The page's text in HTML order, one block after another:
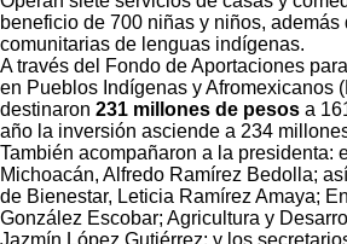
beneficio de 700 niñas y niños, además
comunitarias de lenguas indígenas.
A través del Fondo de Aportaciones
en Pueblos Indígenas y Afromexicanos
destinaron 231 millones de pesos a
año la inversión asciende a 234
También acompañaron a la presidenta:
Michoacán, Alfredo Ramírez Bedolla;
de Bienestar, Leticia Ramírez Amaya;
González Escobar; Agricultura y
Jazmín López Gutiérrez; y los